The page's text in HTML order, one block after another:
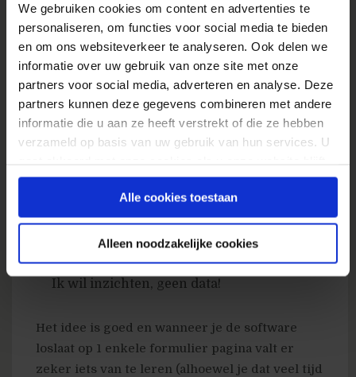
We gebruiken cookies om content en advertenties te
personaliseren, om functies voor social media te bieden
en om ons websiteverkeer te analyseren. Ook delen we
informatie over uw gebruik van onze site met onze
partners voor social media, adverteren en analyse. Deze
partners kunnen deze gegevens combineren met andere
informatie die u aan ze heeft verstrekt of die ze hebben
verzameld op basis van uw gebruik van hun services. U
gebruiken.
Alle cookies toestaan
Alleen noodzakelijke cookies
bevat
Ik vraag me af of de sessie wel goed
worden opgenomen. Ik heb tot nu toe geen
sessie gezien die op een “normaal punt”
eindigde
leuk, maar daar leer ik niet veel van. Waar
zijn de heatmaps, de top 10 meest geklikte
gebieden, een overzicht van wat niet
aangeklikt is, een overzicht van woorden
die weer gedelete zijn in formulieren etc.
Ik wil inzichten, geen data!
Het idee is goed en wanneer je de software
loslaat op 1 enkele formulier pagina valt er
zeker iets van te leren (alhoewel je dat veel tijd